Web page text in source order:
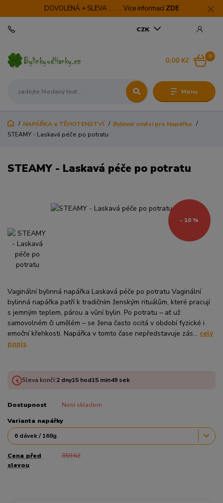
DOVOLENÁ + SLEVA . . . . . Více informací ZDE
Menu
CZK
0
0,00 Kč
NAPÁŘKA a TĚHOTENSTVÍ
Bylinné směsi pro Napářku
STEAMY - Laskavá péče po potratu
STEAMY - Laskavá péče po potratu
- 10 %
Vaginální bylinná napářka Laskavá péče po potratu Vaginální
bylinná napářka patří k tradičním ženským rituálům, které pracují
s jemným teplem, párou a vůní bylin. Po potratu – ať už
samovolném či umělém – se žena často ocitá v období fyzické i
emoční křehkosti. Napářka v tomto čase nepředstavuje zás... celý
popis
Sleva končí:2 dny15hod15min49sek
Dostupnost Není skladem
Varianta napářky
Cena před
slevou
359 Kč